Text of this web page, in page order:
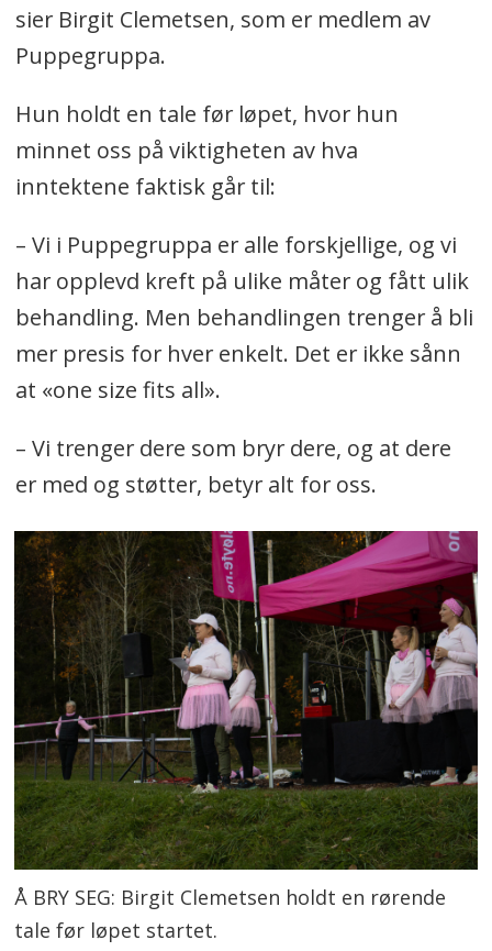
sier Birgit Clemetsen, som er medlem av
Puppegruppa.
Hun holdt en tale før løpet, hvor hun
minnet oss på viktigheten av hva
inntektene faktisk går til:
– Vi i Puppegruppa er alle forskjellige, og vi
har opplevd kreft på ulike måter og fått ulik
behandling. Men behandlingen trenger å bli
mer presis for hver enkelt. Det er ikke sånn
at «one size fits all».
– Vi trenger dere som bryr dere, og at dere
er med og støtter, betyr alt for oss.
Å BRY SEG: Birgit Clemetsen holdt en rørende
tale før løpet startet.